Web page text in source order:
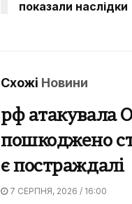
показали наслідки
Схожі Новини
рф атакувала
пошкоджено
є постраждалі
7 СЕРПНЯ, 2026 / 16:00